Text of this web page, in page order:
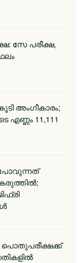
സേ പരീക്ഷ,
അംഗീകാരം;
11,111
കരുത്തിൽ;